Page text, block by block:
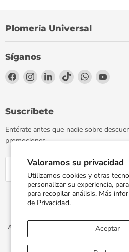
Valoramos su privacidad
Utilizamos cookies y otras
personalizar su experiencia,
para recopilar análisis. Más
de Privacidad.
Aceptar
Plomería Universal
Síganos
Encuéntrenos
Facebook
Encuéntrenos
Instagram
Encuéntrenos
LinkedIn
Encuéntrenos
TikTokWhatsApp
Suscríbete
Entérate antes que nadie sobre
promociones.
Correo electrónico
Aviso de Privacidad Términos y
Facturación Electrónica
Términos del servicio